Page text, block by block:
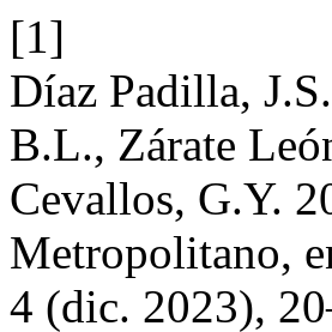
[1]
Díaz Padilla,
B.L., Zárate
Cevallos, G.Y.
Metropolitano,
4 (dic. 2023),